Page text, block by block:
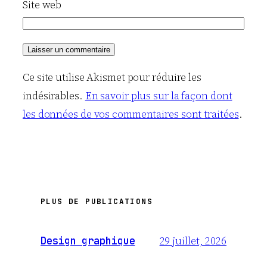
Site web
Ce site utilise Akismet pour réduire les
indésirables. En savoir plus sur la façon dont
les données de vos commentaires sont traitées.
PLUS DE PUBLICATIONS
Design graphique 29 juillet, 2026